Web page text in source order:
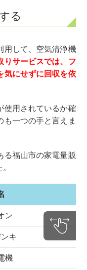
る
用して、空気清浄機
りサービスでは、フ
気にせずに回収を依
使用されているか確
も一つの手と言えま
る福山市の家電量販
ン
キ
機